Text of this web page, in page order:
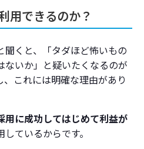
用できるのか？
くと、「タダほど怖いもの
ないか」と疑いたくなるのが
これには明確な理由があり
用に成功してはじめて利益が
しているからです。